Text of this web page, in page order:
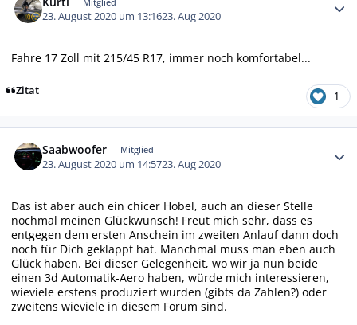
23. August 2020 um 13:1623. Aug 2020
Fahre 17 Zoll mit 215/45 R17, immer noch komfortabel...
Zitat 1
Saabwoofer Mitglied
23. August 2020 um 14:5723. Aug 2020
Das ist aber auch ein chicer Hobel, auch an dieser Stelle
nochmal meinen Glückwunsch! Freut mich sehr, dass es
entgegen dem ersten Anschein im zweiten Anlauf dann doch
noch für Dich geklappt hat. Manchmal muss man eben auch
Glück haben. Bei dieser Gelegenheit, wo wir ja nun beide
einen 3d Automatik-Aero haben, würde mich interessieren,
wieviele erstens produziert wurden (gibts da Zahlen?) oder
zweitens wieviele in diesem Forum sind.